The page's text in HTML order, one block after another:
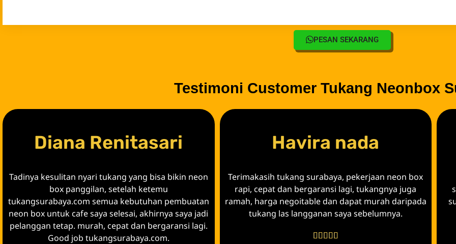
PESAN SEKARANG
Testimoni Customer Tukang Neonbox
Diana Renitasari
Tadinya kesulitan nyari tukang yang bisa bikin neon
box panggilan, setelah ketemu
tukangsurabaya.com semua kebutuhan pembuatan
neon box untuk cafe saya selesai, akhirnya saya jadi
pelanggan tetap. murah, cepat dan bergaransi lagi.
Good job tukangsurabaya.com.
Havira nada
Terimakasih tukang surabaya, pekerjaan neon box
rapi, cepat dan bergaransi lagi, tukangnya juga
ramah, harga negoitable dan dapat murah daripada
tukang las langganan saya sebelumnya.
    